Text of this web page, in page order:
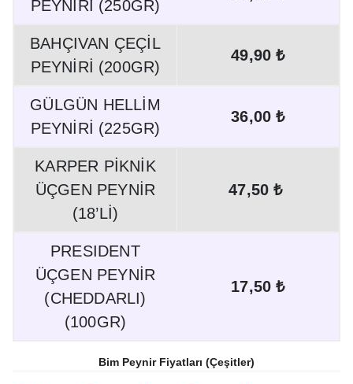
PEYNİRİ (250GR)
BAHÇIVAN ÇEÇİL
PEYNİRİ (200GR)
49,90 ₺
GÜLGÜN HELLİM
PEYNİRİ (225GR)
36,00 ₺
KARPER PİKNİK
ÜÇGEN PEYNİR
(18’Lİ)
47,50 ₺
PRESIDENT
ÜÇGEN PEYNİR
(CHEDDARLI)
(100GR)
17,50 ₺
Bim Peynir Fiyatları (Çeşitler)